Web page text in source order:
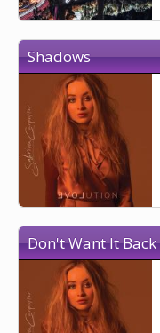
Shadows
Don't Want It Back